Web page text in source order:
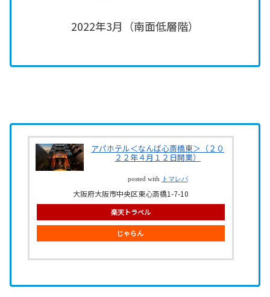
2022年3月（南面低層階）
アパホテル＜なんば心斎橋東＞（２０
２２年４月１２日開業）
posted with トマレバ
大阪府大阪市中央区東心斎橋1-7-10
楽天トラベル
じゃらん